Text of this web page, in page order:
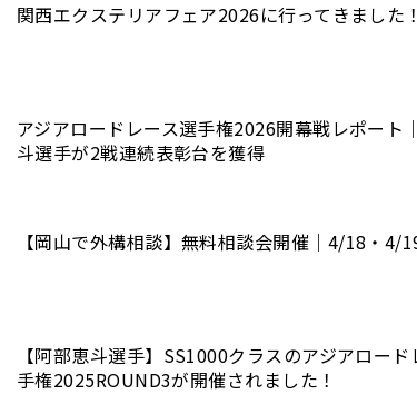
関西エクステリアフェア2026に行ってきました！
アジアロードレース選手権2026開幕戦レポート
斗選手が2戦連続表彰台を獲得
【岡山で外構相談】無料相談会開催｜4/18・4/
【阿部恵斗選手】SS1000クラスのアジアロード
手権2025ROUND3が開催されました！